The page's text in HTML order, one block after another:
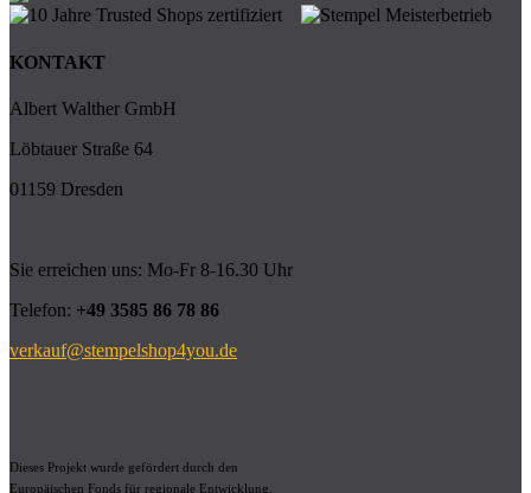
KONTAKT
Albert Walther GmbH
Löbtauer Straße 64
01159 Dresden
Sie erreichen uns: Mo-Fr 8-16.30 Uhr
Telefon: +49 3585 86 78 86
verkauf@stempelshop4you.de
Dieses Projekt wurde gefördert durch den
Europäischen Fonds für regionale Entwicklung.